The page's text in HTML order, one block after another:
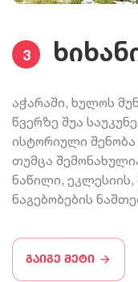
3
აჭარაში, ხულოს
წვერზე შუა
ისტორიული
თუმცა
ნაწილი, ეკლესიის,
ნაგებობების
გაიგე მეტი